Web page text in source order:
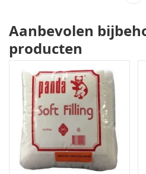
professionele omgevingen.
Bij gebruik in
kleur van het vulmateriaal
geval is dewitte Panda-vulling
of gebruik eenniet-
fiberfillom dit te voorkomen.
Ook verkrijgbaar en af te
showroom van
IJmuiden.
Aanbevolen
producten